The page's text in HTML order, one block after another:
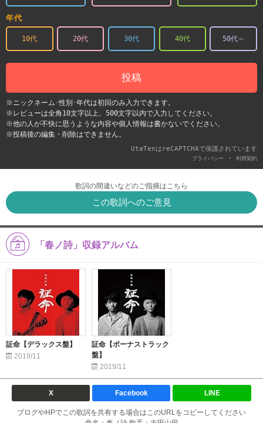
年代
10代 20代 30代 40代 50代～
投稿
※ニックネーム･性別･年代は初回のみ入力できます。
※レビューは全角10文字以上、500文字以内で入力してください。
※他の人が不快に思うような内容や個人情報は書かないでください。
※投稿後の編集・削除はできません。
UtaTenはreCAPTCHAで保護されています
プライバシー - 利用契約
歌詞の間違いなどのご指摘はこちら
この歌詞へのご意見
「春ノ詩」収録アルバム
証命【デラックス盤】
2019/11
証命【ボーナストラック
盤】
2019/11
X Facebook LINE
ブログやHPでこの歌詞を共有する場合はこのURLをコピーしてください